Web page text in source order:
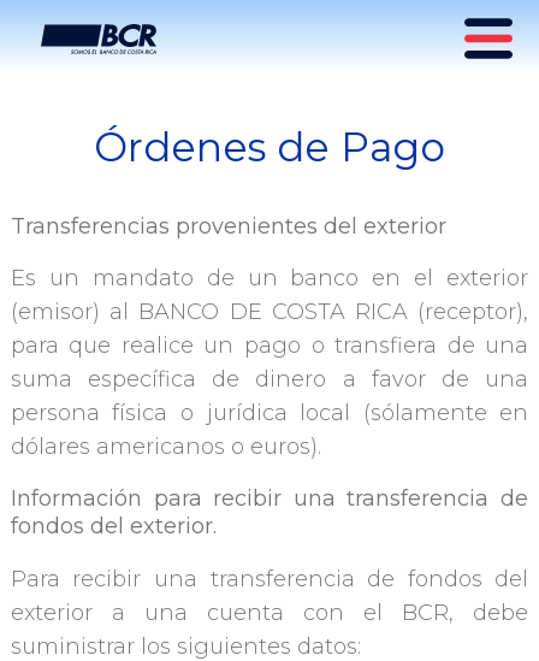
Órdenes de Pago
Órdenes de Pago
Transferencias provenientes del exterior
Es un mandato de un banco en el exterior
(emisor) al BANCO DE COSTA RICA (receptor),
para que realice un pago o transfiera de una
suma específica de dinero a favor de una
persona física o jurídica local (sólamente en
dólares americanos o euros).
Información para recibir una transferencia de
fondos del exterior.
Para recibir una transferencia de fondos del
exterior a una cuenta con el BCR, debe
suministrar los siguientes datos: